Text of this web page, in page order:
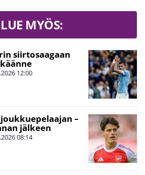
LUE MYÖS:
siirtosaagaan
12:00
–
jälkeen
08:14